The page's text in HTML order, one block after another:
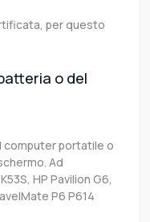
per questo
o del
computer portatile o
Ad
HP Pavilion G6,
P6 P614